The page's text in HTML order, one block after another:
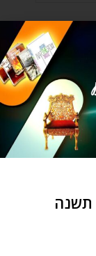
lecturer
תשנה